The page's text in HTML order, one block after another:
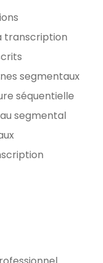
transcription
segmentaux
séquentielle
segmental